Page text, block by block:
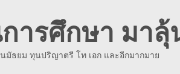
ารศึกษา มา
มัธยม ทุนปริญาตรี โท เอก และอีกมากมาย